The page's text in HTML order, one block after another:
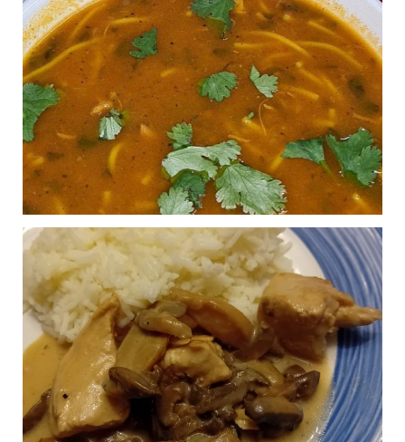
0
Moelas gésiers au
cookeo
Publié le 26/03/2025 à 17:49
0
Pancake Poulet
Fromage
Publié le 21/03/2025 à 18:22